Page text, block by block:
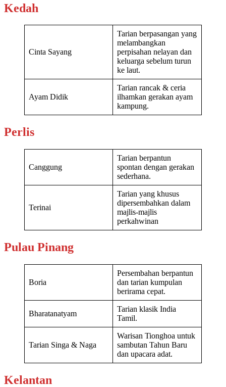
Kedah
Cinta Sayang
Tarian berpasangan yang
melambangkan
perpisahan nelayan dan
keluarga sebelum turun
ke laut.
Ayam Didik
Tarian rancak & ceria
ilhamkan gerakan ayam
kampung.
Perlis
Canggung
Tarian berpantun
spontan dengan gerakan
sederhana.
Terinai
Tarian yang khusus
dipersembahkan dalam
majlis-majlis
perkahwinan
Pulau Pinang
Boria
Persembahan berpantun
dan tarian kumpulan
berirama cepat.
Bharatanatyam
Tarian klasik India
Tamil.
Tarian Singa & Naga
Warisan Tionghoa untuk
sambutan Tahun Baru
dan upacara adat.
Kelantan